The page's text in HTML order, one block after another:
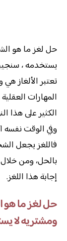
حل لغز ما هو
يستخدمه ،
تعتبر الألغاز
المهارات
الكثير على هذا
وفي الوقت نفسه
فاللغز يجعل
بالحل، ومن
إجابة هذا اللغز.
حل لغز ما هو
ومشتريه لا